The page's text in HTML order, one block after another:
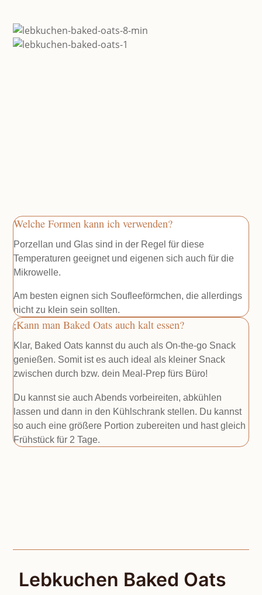
Welche Formen kann ich verwenden?
Porzellan und Glas sind in der Regel für diese
Temperaturen geeignet und eigenen sich auch für die
Mikrowelle.
Am besten eignen sich Soufleeförmchen, die allerdings
nicht zu klein sein sollten.
Kann man Baked Oats auch kalt essen?
Klar, Baked Oats kannst du auch als On-the-go Snack
genießen. Somit ist es auch ideal als kleiner Snack
zwischen durch bzw. dein Meal-Prep fürs Büro!
Du kannst sie auch Abends vorbeireiten, abkühlen
lassen und dann in den Kühlschrank stellen. Du kannst
so auch eine größere Portion zubereiten und hast gleich
Frühstück für 2 Tage.
Lebkuchen Baked Oats